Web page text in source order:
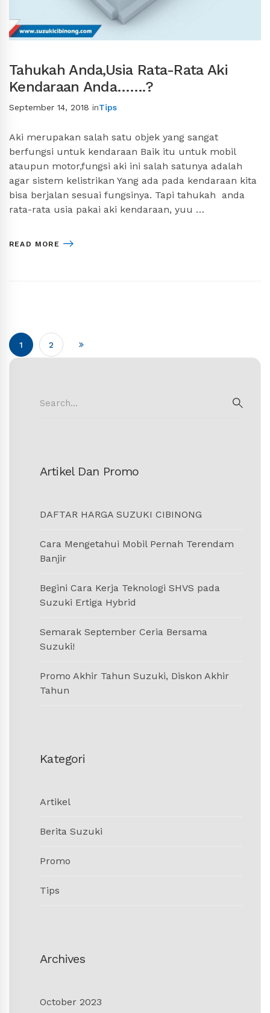
Tahukah Anda,Usia Rata-Rata Aki
Kendaraan Anda…….?
September 14, 2018 inTips
Aki merupakan salah satu objek yang sangat
berfungsi untuk kendaraan Baik itu untuk mobil
ataupun motor,fungsi aki ini salah satunya adalah
agar sistem kelistrikan Yang ada pada kendaraan kita
bisa berjalan sesuai fungsinya. Tapi tahukah anda
rata-rata usia pakai aki kendaraan, yuu …
READ MORE
1 2
for:
Artikel Dan Promo
DAFTAR HARGA SUZUKI CIBINONG
Cara Mengetahui Mobil Pernah Terendam
Banjir
Begini Cara Kerja Teknologi SHVS pada
Suzuki Ertiga Hybrid
Semarak September Ceria Bersama
Suzuki!
Promo Akhir Tahun Suzuki, Diskon Akhir
Tahun
Kategori
Artikel
Berita Suzuki
Promo
Tips
Archives
October 2023